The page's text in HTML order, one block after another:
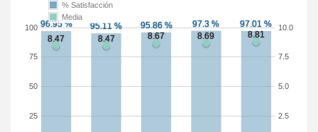
25
50
75
100
2.5
5.0
7.5
10.0
% Satisfacción
Media